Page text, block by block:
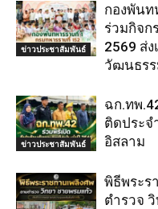
ข่าวประชาสัมพันธ์
กองพันท
ร่วมกิจก
2569 ส่
วัฒนธร
ข่าวประชาสัมพันธ์
ฉก.ทพ
ติดประจ
อิสลาม
พิธีพระร
ตำรวจ